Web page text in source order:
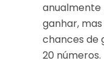
anualmente
ganhar,
chances de
20 números.